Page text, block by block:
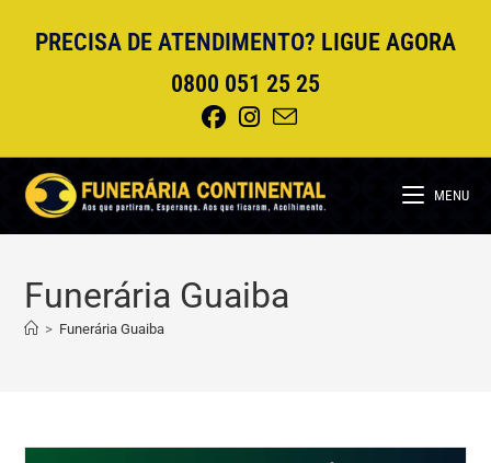
PRECISA DE ATENDIMENTO? LIGUE AGORA
0800 051 25 25
MENU
Funerária Guaiba
> Funerária Guaiba